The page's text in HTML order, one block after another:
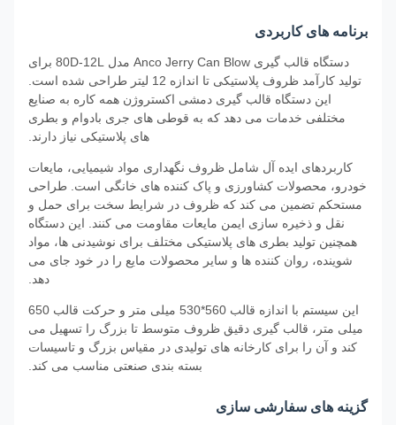
برنامه های کاربردی
دستگاه قالب گیری Anco Jerry Can Blow مدل 80D-12L برای
تولید کارآمد ظروف پلاستیکی تا اندازه 12 لیتر طراحی شده است.
این دستگاه قالب گیری دمشی اکستروژن همه کاره به صنایع
مختلفی خدمات می دهد که به قوطی های جری بادوام و بطری
های پلاستیکی نیاز دارند.
کاربردهای ایده آل شامل ظروف نگهداری مواد شیمیایی، مایعات
خودرو، محصولات کشاورزی و پاک کننده های خانگی است. طراحی
مستحکم تضمین می کند که ظروف در شرایط سخت برای حمل و
نقل و ذخیره سازی ایمن مایعات مقاومت می کنند. این دستگاه
همچنین تولید بطری های پلاستیکی مختلف برای نوشیدنی ها، مواد
شوینده، روان کننده ها و سایر محصولات مایع را در خود جای می
این سیستم با اندازه قالب 560*530 میلی متر و حرکت قالب 650
میلی متر، قالب گیری دقیق ظروف متوسط ​​تا بزرگ را تسهیل می
کند و آن را برای کارخانه های تولیدی در مقیاس بزرگ و تاسیسات
بسته بندی صنعتی مناسب می کند.
گزینه های سفارشی سازی